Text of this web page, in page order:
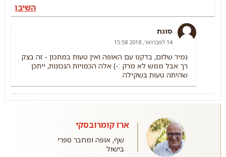
השיבו
סוגת
14 לפברואר, 2018 15:58
נמיר שלום, בדקנו עם האופה ואין טעות במתכון - זה בצק
רך אבל ממש לא מרק :-) אלה הכמויות הנכונות, ייתכן
שהיתה טעות בשקילה.
ארז קומרובסקי
שף, אופה ומחבר ספרי
בישול